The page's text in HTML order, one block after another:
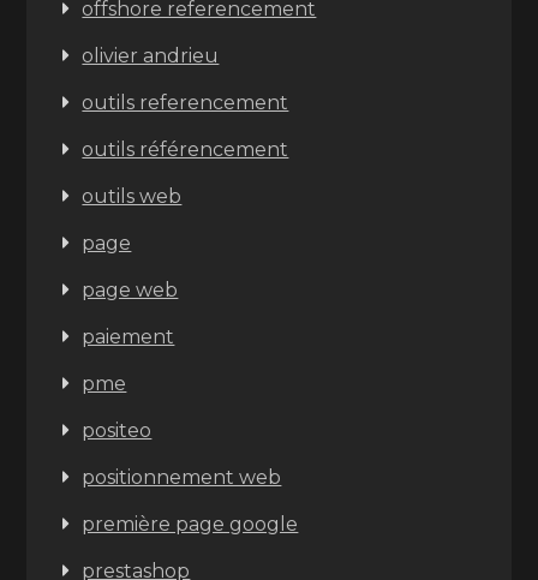
offshore referencement
olivier andrieu
outils referencement
outils référencement
outils web
page
page web
paiement
pme
positeo
positionnement web
première page google
prestashop